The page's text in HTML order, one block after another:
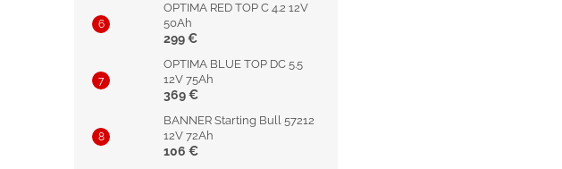
OPTIMA RED TOP C 4.2 12V
50Ah
299 €
OPTIMA BLUE TOP DC 5.5
12V 75Ah
369 €
BANNER Starting Bull 57212
12V 72Ah
106 €